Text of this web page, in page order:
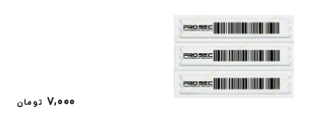
7,000 تومان